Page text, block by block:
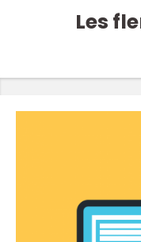
Les